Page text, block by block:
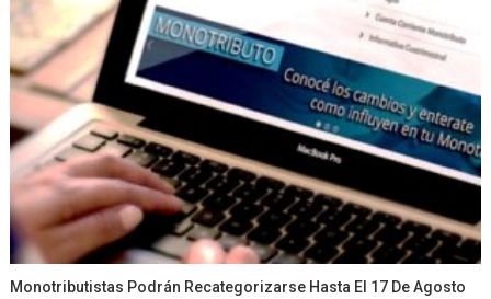
Monotributistas Podrán Recategorizarse Hasta El 17 De Agosto